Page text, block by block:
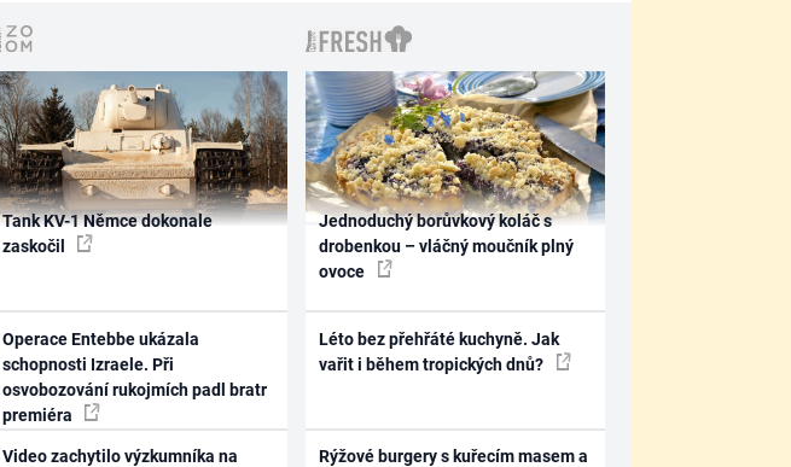
Tank KV-1 Němce dokonale
zaskočil
Operace Entebbe ukázala
schopnosti Izraele. Při
osvobozování rukojmích padl bratr
premiéra
Video zachytilo výzkumníka na
Jednoduchý borůvkový koláč s
drobenkou – vláčný moučník plný
ovoce
Léto bez přehřáté kuchyně. Jak
vařit i během tropických dnů?
Rýžové burgery s kuřecím masem a